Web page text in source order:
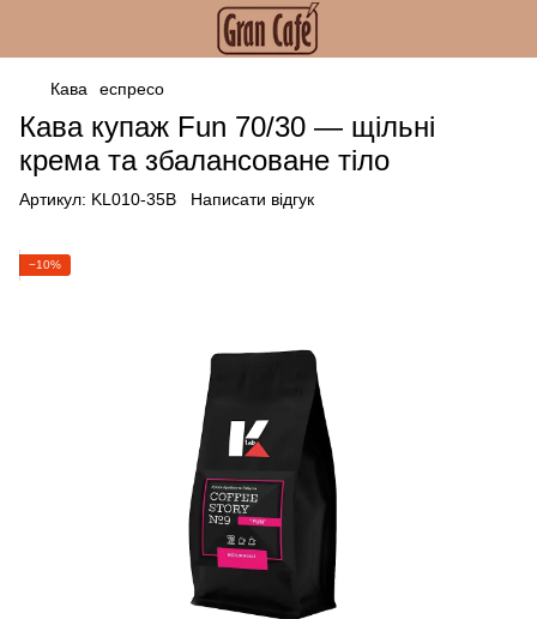
Кава еспресо
Кава купаж Fun 70/30 — щільні
крема та збалансоване тіло
Артикул: KL010-35B Написати відгук
−10%